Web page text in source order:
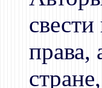
права,